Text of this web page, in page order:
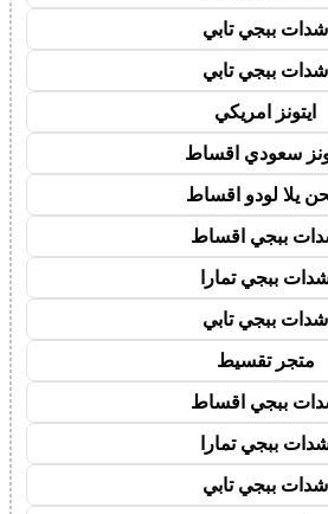
شدات ببجي تابي
شدات ببجي تابي
ايتونز امريكي
سعودي اقساط
يلا لودو اقساط
ببجي اقساط
ببجي تمارا
شدات ببجي تابي
متجر تقسيط
ببجي اقساط
ببجي تمارا
شدات ببجي تابي